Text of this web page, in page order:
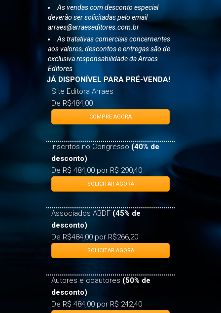
As vendas com desconto especial
deverão ser solicitadas pelo email
arraes@arraeseditores.com.br
As tratativas comerciais concernentes
aos valores, descontos e entregas são de
exclusiva responsabilidade da Arraes
Editores
JÁ DISPONÍVEL PARA PRÉ-VENDA!
Site Editora Arraes
De R$484,00
Inscritos no Congresso
desconto)
De R$ 484,00 por R$ 290,40
Associados ABDF
desconto)
De R$484,00 por R$266,20
Autores e coautores
desconto)